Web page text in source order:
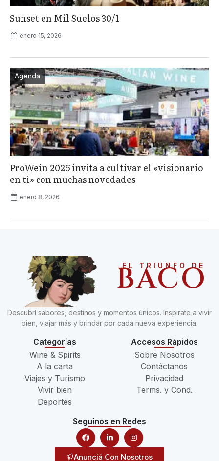
Sunset en Mil Suelos 30/1
enero 15, 2026
Agenda
ProWein 2026 invita a cultivar el «visionario
en ti» con muchas novedades
enero 8, 2026
EL TRIUNFO DE
BACO
Descubrí sabores, destinos y momentos únicos. Inspirate a vivir
bien, viajar más y brindar por cada nueva experiencia.
Categorías
Wine & Spirits
A la carta
Viajes y Turismo
Vivir bien
Deportes
Accesos Rápidos
Sobre Nosotros
Contáctanos
Privacidad
Terms. y Cond.
Seguinos en Redes
Anunciá Con Nosotros